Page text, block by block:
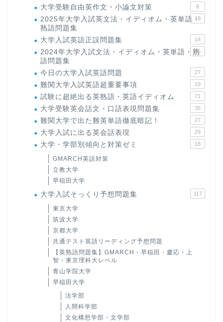
大学受験自由英作文・小論文対策 8
2025年大学入試英文法・イディオム・英単語・
熟語問題集
18
大学入試英語正誤問題集 14
2024年大学入試文法・イディオム・英単語・熟
語問題集
15
今日の大学入試英語問題 27
難関大学入試英語超重要事項 19
試験に超絶出る英熟語・英語イディオム 71
大学受験英会話文・口語表現問題集 35
難関大学で出た難英単語徹底暗記！ 27
大学入試に出る英会話表現 29
大学・学部別傾向と対策ゼミ 18
GMARCH英語対策
立教大学
早稲田大学
大学入試そっくり予想問題集 117
東京大学
筑波大学
京都大学
共通テスト英語リーディング予想問題
【英熟語問題集】GMARCH・早稲田・慶応・上
智・東京理科大レベル
青山学院大学
早稲田大学
法学部
人間科学部
文化構想学部・文学部